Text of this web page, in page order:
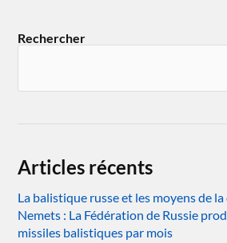
Rechercher
Articles récents
La balistique russe et les moyens de
Nemets : La Fédération de Russie
missiles balistiques par mois